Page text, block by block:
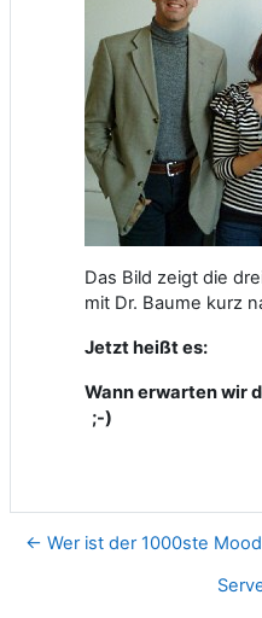
Das Bild zeigt die
mit Dr. Baume kurz
Jetzt heißt es:
Wann erwarten wir
;-)
← Wer ist der 1000ste